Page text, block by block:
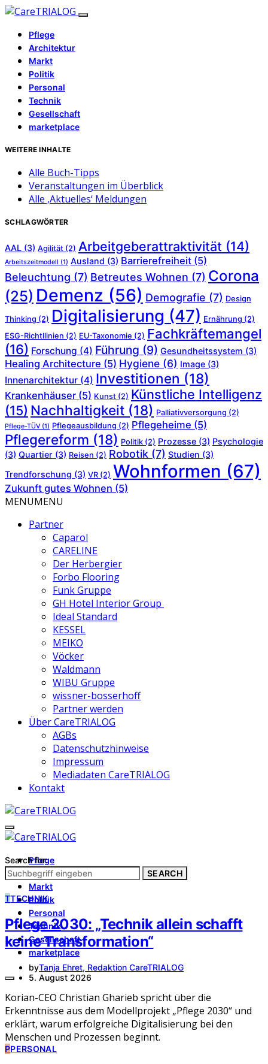
Pflege
Architektur
Markt
Politik
Personal
Technik
Gesellschaft
marketplace
WEITERE INHALTE
Alle Buch-Tipps
Veranstaltungen im Überblick
Alle ‚Aktuelles‘ Meldungen
SCHLAGWÖRTER
AAL (3) Agilität (2) Arbeitgeberattraktivität (14)
Arbeitszeitmodell (1) Ausland (3) Barrierefreiheit (5)
Beleuchtung (7) Betreutes Wohnen (7) Corona
(25) Demenz (56) Demografie (7) Design
Thinking (2) Digitalisierung (47) Ernährung (2)
ESG-Richtllinien (2) EU-Taxonomie (2) Fachkräftemangel
(16) Forschung (4) Führung (9) Gesundheitssystem (3)
Healing Architecture (5) Hygiene (6) Image (3)
Innenarchitektur (4) Investitionen (18)
Krankenhäuser (5) Kunst (2) Künstliche Intelligenz
(15) Nachhaltigkeit (18) Palliativversorgung (2)
Pflege-TÜV (1) Pflegeausbildung (2) Pflegeheime (5)
Pflegereform (18) Politik (2) Prozesse (3) Psychologie
(3) Quartier (3) Reisen (2) Robotik (7) Studien (3)
Trendforschung (3) VR (2) Wohnformen (67)
Zukunft gutes Wohnen (5)
MENUMENU
Partner
Caparol
CARELINE
Der Herbergier
Forbo Flooring
Funk Gruppe
GH Hotel Interior Group
Ideal Standard
KESSEL
MEIKO
Vöcker
Waldmann
WIBU Gruppe
wissner-bosserhoff
Partner werden
Über CareTRIALOG
AGBs
Datenschutzhinweise
Impressum
Mediadaten CareTRIALOG
Kontakt
Pflege
Architektur
Markt
Politik
Personal
Technik
Gesellschaft
marketplace
Search for:
SEARCH
TTECHNIK
Pflege 2030: „Technik allein schafft
keine Transformation“
byTanja Ehret, Redaktion CareTRIALOG
5. August 2026
Korian-CEO Christian Gharieb spricht über die
Erkenntnisse aus dem Modellprojekt „Pflege 2030“ und
erklärt, warum erfolgreiche Digitalisierung bei den
Menschen und Prozessen beginnt.
PPERSONAL